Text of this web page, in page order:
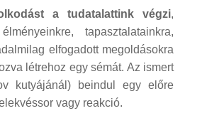
a tudatalattink végzi,
tapasztalatainkra,
elfogadott megoldásokra
létrehoz egy sémát. Az ismert
kutyájánál) beindul egy előre
vagy reakció.